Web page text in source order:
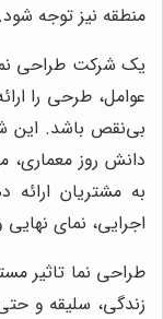
منطقه نیز توجه شود.
یک شرکت طراحی
عوامل، طرحی را
بی‌نقص باشد. این
دانش روز معماری،
به مشتریان ارائه
اجرایی، نمای
طراحی نما تاثیر
زندگی، سلیقه و